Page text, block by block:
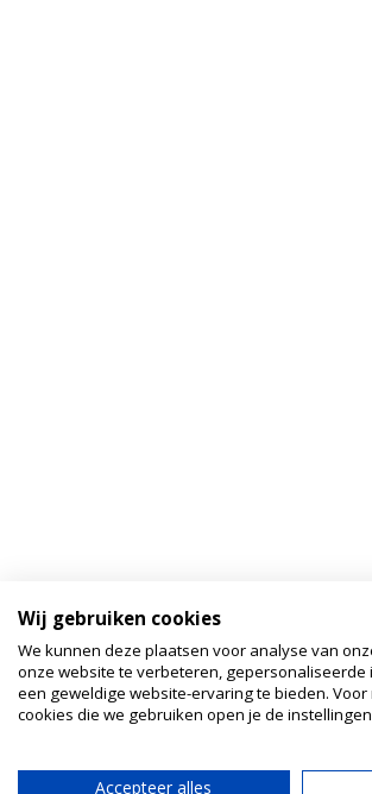
Wij gebruiken cookies
We kunnen deze plaatsen voor analyse van
onze website te verbeteren,
een geweldige website-ervaring te bieden.
cookies die we gebruiken open je de
Accepteer alles